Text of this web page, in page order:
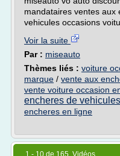
mandataires ventes aux
vehicules occasions
Voir la suite
Par : miseauto
Thèmes liés : voiture
marque / vente aux
vente voiture occasion
encheres de
encheres en ligne
1 - 10 de 165 Vidéos